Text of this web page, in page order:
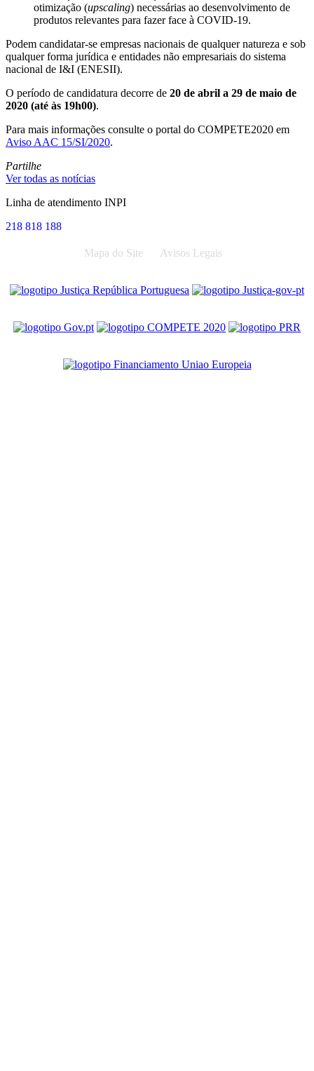
otimização (upscaling) necessárias ao desenvolvimento de
produtos relevantes para fazer face à COVID-19.
Podem candidatar-se empresas nacionais de qualquer natureza e sob
qualquer forma jurídica e entidades não empresariais do sistema
nacional de I&I (ENESII).
O período de candidatura decorre de 20 de abril a 29 de maio de
2020 (até às 19h00).
Para mais informações consulte o portal do COMPETE2020 em
Aviso AAC 15/SI/2020.
Partilhe
Ver todas as notícias
Linha de atendimento INPI
218 818 188
Mapa do Site Avisos Legais